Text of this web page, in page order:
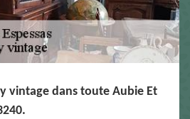
vintage dans toute Aubie Et